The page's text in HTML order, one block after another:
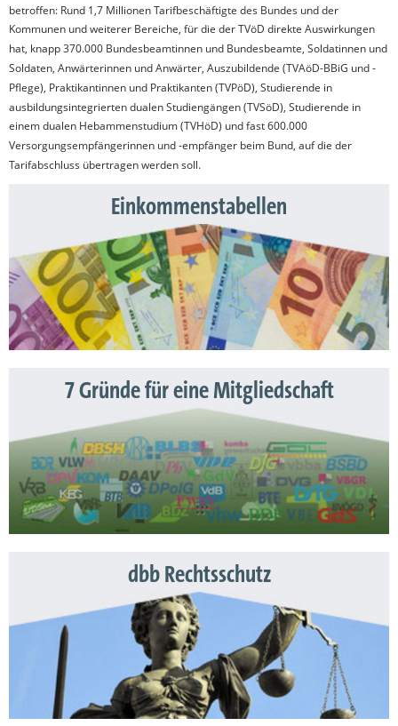
betroffen: Rund 1,7 Millionen Tarifbeschäftigte des Bundes und der
Kommunen und weiterer Bereiche, für die der TVöD direkte Auswirkungen
hat, knapp 370.000 Bundesbeamtinnen und Bundesbeamte, Soldatinnen und
Soldaten, Anwärterinnen und Anwärter, Auszubildende (TVAöD-BBiG und -
Pflege), Praktikantinnen und Praktikanten (TVPöD), Studierende in
ausbildungsintegrierten dualen Studiengängen (TVSöD), Studierende in
einem dualen Hebammenstudium (TVHöD) und fast 600.000
Versorgungsempfängerinnen und -empfänger beim Bund, auf die der
Tarifabschluss übertragen werden soll.
Einkommenstabellen
7 Gründe für eine Mitgliedschaft
dbb Rechtsschutz